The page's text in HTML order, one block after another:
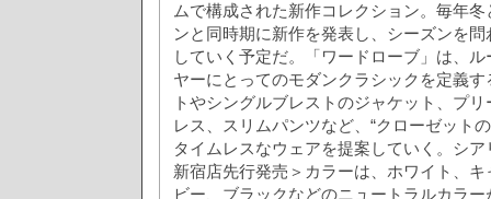
ムで構成された新作コレクション。毎年
ンと同時期に新作を発表し、シーズンを
していく予定だ。「ワードローブ」は、
ヤーにとってのモダンクラシックを定義
トやシングルブレストのジャケット、プ
レス、スリムパンツなど、“クローゼット
タイムレスなウェアを提案していく。シ
新宿店先行発売＞カラーは、ホワイト、
ビー、ブラックなどのニュートラルカラ